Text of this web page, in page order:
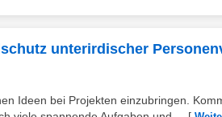
unterirdischer
Ideen bei Projekten einzubringen.